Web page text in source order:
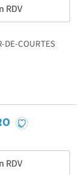
RDV
DE-COURTES
RDV